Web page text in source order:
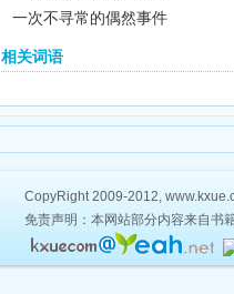
一次不寻常的偶然事件
相关词语
CopyRight 2009-2012,
免责声明：本网站部分内容来自书